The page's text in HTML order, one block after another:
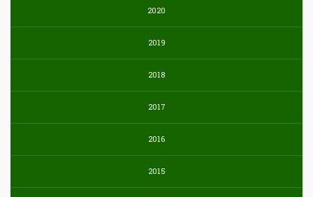
2020
2019
2018
2017
2016
2015